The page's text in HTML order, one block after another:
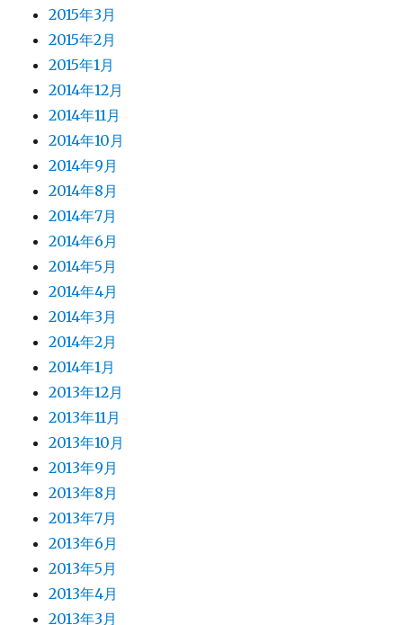
2015年3月
2015年2月
2015年1月
2014年12月
2014年11月
2014年10月
2014年9月
2014年8月
2014年7月
2014年6月
2014年5月
2014年4月
2014年3月
2014年2月
2014年1月
2013年12月
2013年11月
2013年10月
2013年9月
2013年8月
2013年7月
2013年6月
2013年5月
2013年4月
2013年3月